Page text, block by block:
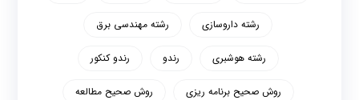
رشته داروسازی رشته مهندسی برق
رشته هوشبری رندو رندو کنکور
روش صحیح برنامه ریزی روش صحیح مطالعه